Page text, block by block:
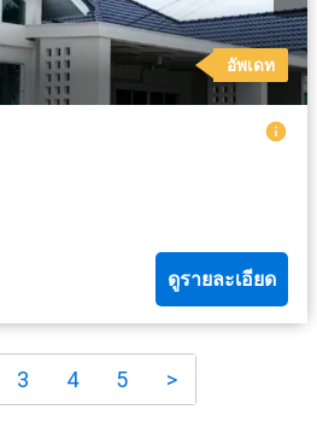
อัพเดท
ดูรายละเอียด
3 4 5 >